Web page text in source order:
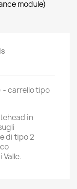
module)
- carrello tipo
in
di tipo 2